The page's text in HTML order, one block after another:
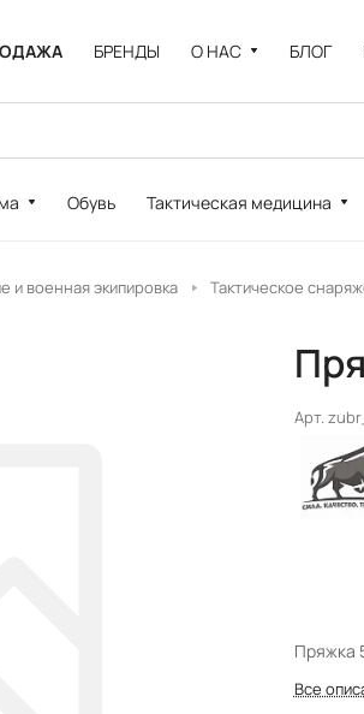
БРЕНДЫ О НАС БЛОГ
Обувь Тактическая медицина
и военная экипировка Тактическое
Арт.
Пряжка
Все